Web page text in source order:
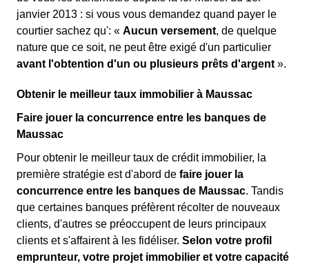
janvier 2013 : si vous vous demandez quand payer le
courtier sachez qu': « Aucun versement, de quelque
nature que ce soit, ne peut être exigé d'un particulier
avant l'obtention d'un ou plusieurs prêts d'argent ».
Obtenir le meilleur taux immobilier à Maussac
Faire jouer la concurrence entre les banques de
Maussac
Pour obtenir le meilleur taux de crédit immobilier, la
première stratégie est d'abord de faire jouer la
concurrence entre les banques de Maussac. Tandis
que certaines banques préfèrent récolter de nouveaux
clients, d'autres se préoccupent de leurs principaux
clients et s'affairent à les fidéliser. Selon votre profil
emprunteur, votre projet immobilier et votre capacité